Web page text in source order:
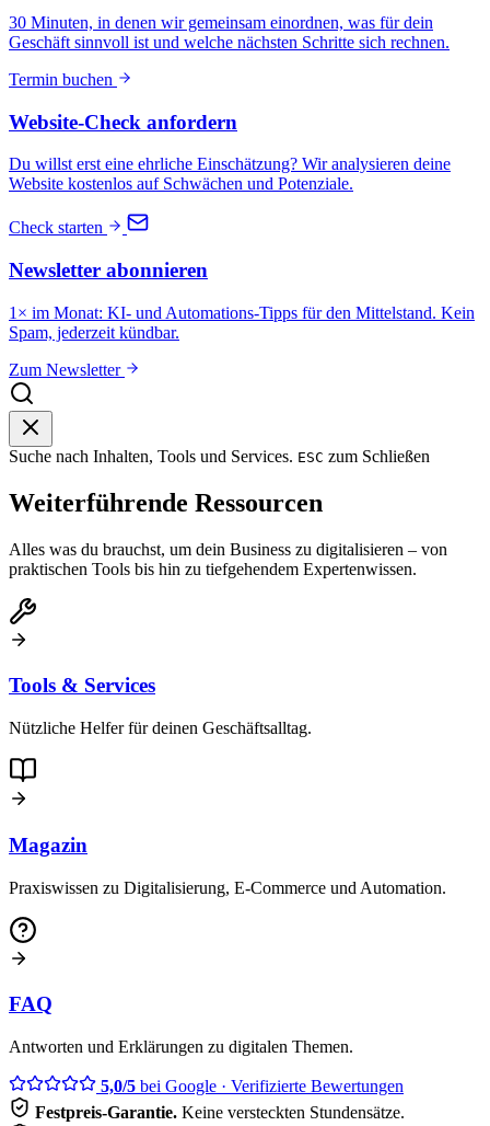
30 Minuten, in denen wir gemeinsam einordnen, was für dein
Geschäft sinnvoll ist und welche nächsten Schritte sich rechnen.
Termin buchen
Website-Check anfordern
Du willst erst eine ehrliche Einschätzung? Wir analysieren deine
Website kostenlos auf Schwächen und Potenziale.
Check starten
Newsletter abonnieren
1× im Monat: KI- und Automations-Tipps für den Mittelstand. Kein
Spam, jederzeit kündbar.
Zum Newsletter
Suche nach Inhalten, Tools und Services. ESC zum Schließen
Weiterführende Ressourcen
Alles was du brauchst, um dein Business zu digitalisieren – von
praktischen Tools bis hin zu tiefgehendem Expertenwissen.
Tools & Services
Nützliche Helfer für deinen Geschäftsalltag.
Magazin
Praxiswissen zu Digitalisierung, E-Commerce und Automation.
FAQ
Antworten und Erklärungen zu digitalen Themen.
5,0/5 bei Google · Verifizierte Bewertungen
Festpreis-Garantie. Keine versteckten Stundensätze.